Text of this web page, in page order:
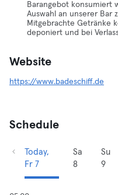
Barangebot konsumiert
Auswahl an unserer Bar
Mitgebrachte Getränke
deponiert und bei
Website
https://www.badeschiff.de
Schedule
Today,
Fr 7
Sa
8
Su
9